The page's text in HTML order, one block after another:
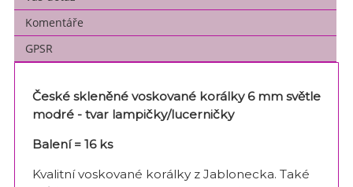
Komentáře
GPSR
České skleněné voskované korálky 6 mm světle
modré - tvar lampičky/lucerničky
Balení = 16 ks
Kvalitní voskované korálky z Jablonecka. Také